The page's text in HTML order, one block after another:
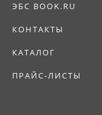
ЭБС BOOK.RU
КОНТАКТЫ
КАТАЛОГ
ПРАЙС-ЛИСТЫ